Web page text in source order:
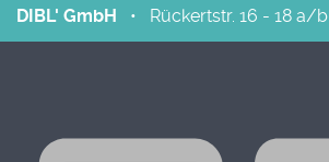
DIBL' GmbH • Rückertstr. 16 - 18 a/b